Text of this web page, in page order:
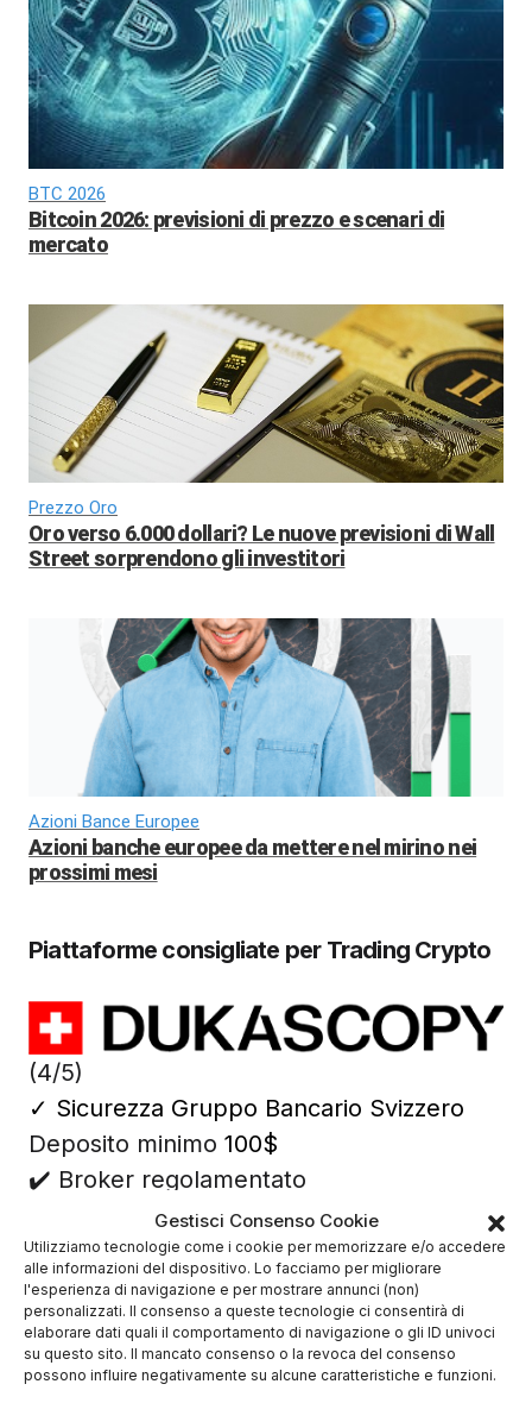
Gestisci Consenso Cookie
Utilizziamo tecnologie come i cookie per memorizzare e/o accedere
alle informazioni del dispositivo. Lo facciamo per migliorare
l'esperienza di navigazione e per mostrare annunci (non)
personalizzati. Il consenso a queste tecnologie ci consentirà di
elaborare dati quali il comportamento di navigazione o gli ID univoci
su questo sito. Il mancato consenso o la revoca del consenso
possono influire negativamente su alcune caratteristiche e funzioni.
BTC 2026
Bitcoin 2026: previsioni di prezzo e scenari di
mercato
Prezzo Oro
Oro verso 6.000 dollari? Le nuove previsioni di Wall
Street sorprendono gli investitori
Azioni Bance Europee
Azioni banche europee da mettere nel mirino nei
prossimi mesi
Piattaforme consigliate per Trading Crypto
(4/5)
✓ Sicurezza Gruppo Bancario Svizzero
Deposito minimo 100$
✔️ Broker regolamentato